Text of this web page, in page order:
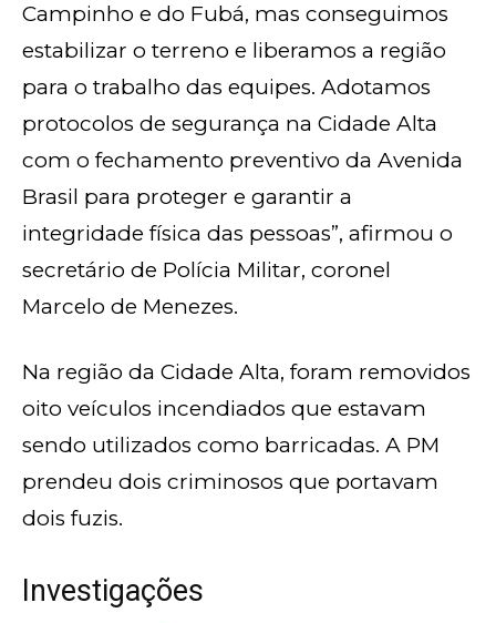
Campinho e do Fubá, mas conseguimos
estabilizar o terreno e liberamos a região
para o trabalho das equipes. Adotamos
protocolos de segurança na Cidade Alta
com o fechamento preventivo da Avenida
Brasil para proteger e garantir a
integridade física das pessoas”, afirmou o
secretário de Polícia Militar, coronel
Marcelo de Menezes.
Na região da Cidade Alta, foram removidos
oito veículos incendiados que estavam
sendo utilizados como barricadas. A PM
prendeu dois criminosos que portavam
dois fuzis.
Investigações